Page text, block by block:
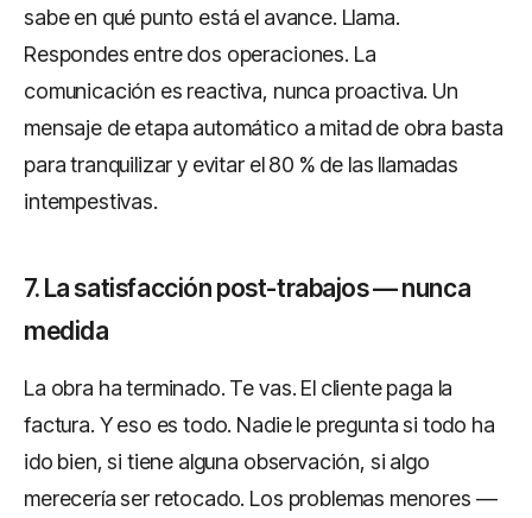
sabe en qué punto está el avance. Llama.
Respondes entre dos operaciones. La
comunicación es reactiva, nunca proactiva. Un
mensaje de etapa automático a mitad de obra basta
para tranquilizar y evitar el 80 % de las llamadas
intempestivas.
7. La satisfacción post-trabajos — nunca
medida
La obra ha terminado. Te vas. El cliente paga la
factura. Y eso es todo. Nadie le pregunta si todo ha
ido bien, si tiene alguna observación, si algo
merecería ser retocado. Los problemas menores —